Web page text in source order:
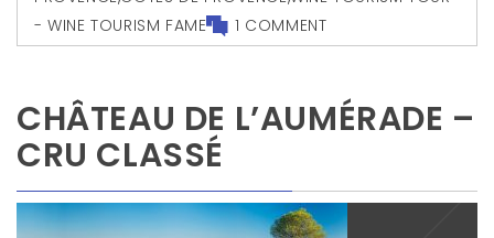
- WINE TOURISM FAME
1 COMMENT
CHÂTEAU DE L’AUMÉRADE –
CRU CLASSÉ